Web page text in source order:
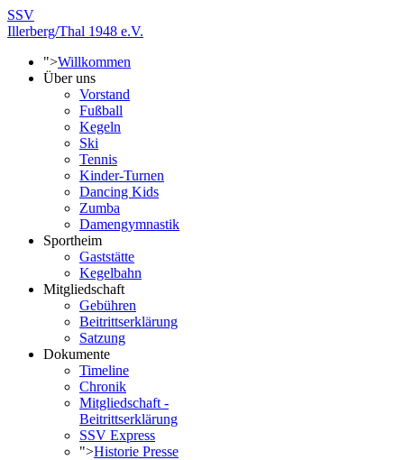
SSV
Illerberg/Thal 1948 e.V.
">Willkommen
Über uns
Vorstand
Fußball
Kegeln
Ski
Tennis
Kinder-Turnen
Dancing Kids
Zumba
Damengymnastik
Sportheim
Gaststätte
Kegelbahn
Mitgliedschaft
Gebühren
Beitrittserklärung
Satzung
Dokumente
Timeline
Chronik
Mitgliedschaft -
Beitrittserklärung
SSV Express
">Historie Presse